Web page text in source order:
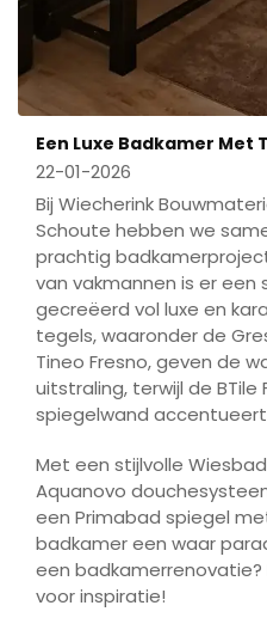
Een Luxe Badkamer Met
22-01-2026
Bij Wiecherink
Schoute hebben we
prachtig
van vakmannen is er een
gecreëerd vol luxe en
tegels, waaronder de
Tineo Fresno, geven de
uitstraling, terwijl de BTile
spiegelwand
Met een stijlvolle
Aquanovo
een Primabad spiegel
badkamer een waar
een
voor inspiratie!